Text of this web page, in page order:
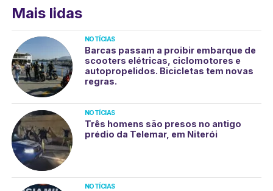
Mais lidas
NOTÍCIAS
Barcas passam a proibir embarque de
scooters elétricas, ciclomotores e
autopropelidos. Bicicletas tem novas
regras.
NOTÍCIAS
Três homens são presos no antigo
prédio da Telemar, em Niterói
NOTÍCIAS